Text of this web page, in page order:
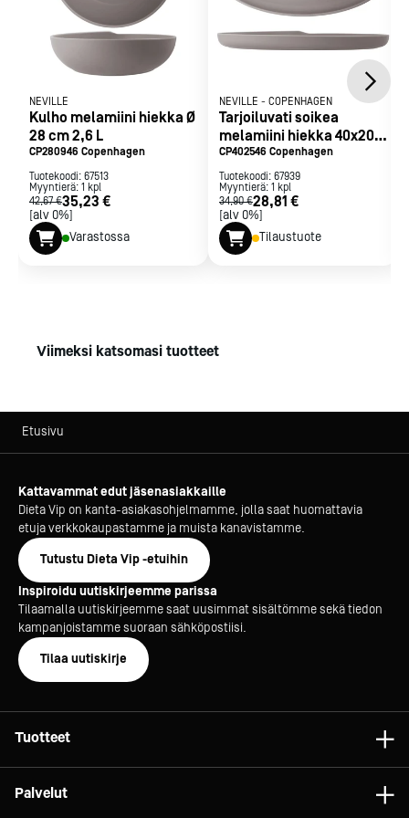
NEVILLE
Kulho melamiini hiekka Ø
28 cm 2,6 L
CP280946 Copenhagen
Tuotekoodi: 67513
Myyntierä: 1 kpl
42,67 €35,23 €
[alv 0%]
Varastossa
NEVILLE - COPENHAGEN
Tarjoiluvati soikea
melamiini hiekka 40x20
cm
CP402546 Copenhagen
Tuotekoodi: 67939
Myyntierä: 1 kpl
34,90 €28,81 €
[alv 0%]
Tilaustuote
Viimeksi katsomasi tuotteet
Etusivu
Kattavammat edut jäsenasiakkaille
Dieta Vip on kanta-asiakasohjelmamme, jolla saat huomattavia
etuja verkkokaupastamme ja muista kanavistamme.
Tutustu Dieta Vip -etuihin
Inspiroidu uutiskirjeemme parissa
Tilaamalla uutiskirjeemme saat uusimmat sisältömme sekä tiedon
kampanjoistamme suoraan sähköpostiisi.
Tilaa uutiskirje
Tuotteet
Palvelut